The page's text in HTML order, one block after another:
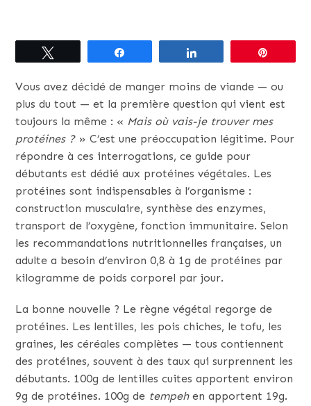
Vous avez décidé de manger moins de viande — ou
plus du tout — et la première question qui vient est
toujours la même : « Mais où vais-je trouver mes
protéines ?» C’est une préoccupation légitime. Pour
répondre à ces interrogations, ce guide pour
débutants est dédié aux protéines végétales. Les
protéines sont indispensables à l’organisme :
construction musculaire, synthèse des enzymes,
transport de l’oxygène, fonction immunitaire. Selon
les recommandations nutritionnelles françaises, un
adulte a besoin d’environ 0,8 à 1g de protéines par
kilogramme de poids corporel par jour.
La bonne nouvelle ? Le règne végétal regorge de
protéines. Les lentilles, les pois chiches, le tofu, les
graines, les céréales complètes — tous contiennent
des protéines, souvent à des taux qui surprennent les
débutants. 100g de lentilles cuites apportent environ
9g de protéines. 100g de tempehen apportent 19g.